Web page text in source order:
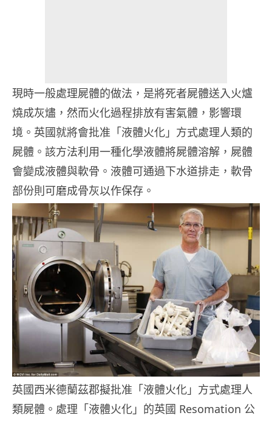
現時一般處理屍體的做法，是將死者屍體送入火爐
燒成灰燼，然而火化過程排放有害氣體，影響環
境。英國就將會批准「液體火化」方式處理人類的
屍體。該方法利用一種化學液體將屍體溶解，屍體
會變成液體與軟骨。液體可通過下水道排走，軟骨
部份則可磨成骨灰以作保存。
英國西米德蘭茲郡擬批准「液體火化」方式處理人
類屍體。處理「液體火化」的英國 Resomation 公